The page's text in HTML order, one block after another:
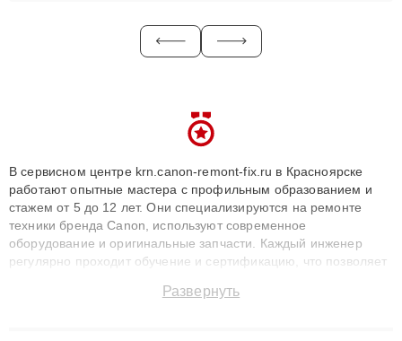
В сервисном центре krn.canon-remont-fix.ru в Красноярске
работают опытные мастера с профильным образованием и
стажем от 5 до 12 лет. Они специализируются на ремонте
техники бренда Canon, используют современное
оборудование и оригинальные запчасти. Каждый инженер
регулярно проходит обучение и сертификацию, что позволяет
технику с сохранением гарантии до 3 лет. Наши мастера
Развернуть